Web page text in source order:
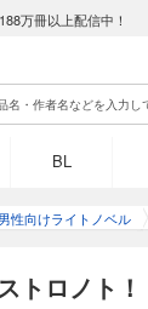
万冊以上配信中！
BL
男性向けライトノベル
トロノト！